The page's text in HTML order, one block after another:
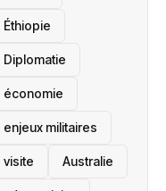
Éthiopie
Diplomatie
économie
enjeux militaires
visite ‎Australie